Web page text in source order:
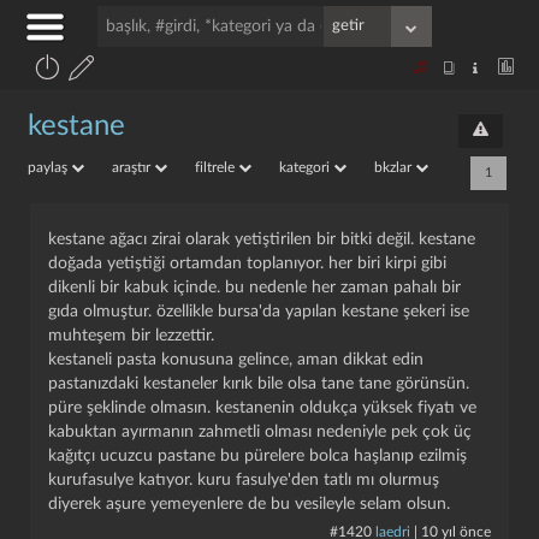
kestane
paylaş araştır filtrele kategori bkzlar 1
kestane ağacı zirai olarak yetiştirilen bir bitki değil. kestane
doğada yetiştiği ortamdan toplanıyor. her biri kirpi gibi
dikenli bir kabuk içinde. bu nedenle her zaman pahalı bir
gıda olmuştur. özellikle bursa'da yapılan kestane şekeri ise
muhteşem bir lezzettir.
kestaneli pasta konusuna gelince, aman dikkat edin
pastanızdaki kestaneler kırık bile olsa tane tane görünsün.
püre şeklinde olmasın. kestanenin oldukça yüksek fiyatı ve
kabuktan ayırmanın zahmetli olması nedeniyle pek çok üç
kağıtçı ucuzcu pastane bu pürelere bolca haşlanıp ezilmiş
kurufasulye katıyor. kuru fasulye'den tatlı mı olurmuş
diyerek aşure yemeyenlere de bu vesileyle selam olsun.
#1420 laedri 10 yıl önce